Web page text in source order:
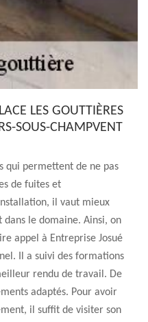
LES GOUTTIÈRES
SOUS-CHAMPVENT
qui permettent de ne pas
de fuites et
il vaut mieux
le domaine. Ainsi, on
appel à Entreprise Josué
Il a suivi des formations
rendu de travail. De
adaptés. Pour avoir
il suffit de visiter son